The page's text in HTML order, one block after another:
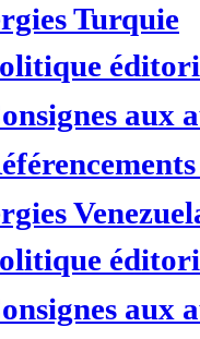
Turquie
aux
aux